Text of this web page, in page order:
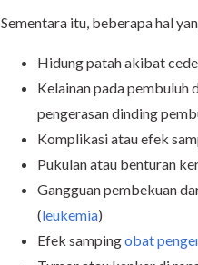
Sementara itu, beberapa hal
Hidung patah akibat
Kelainan pada pembuluh
pengerasan dinding
Komplikasi atau efek
Pukulan atau benturan
Gangguan pembekuan
(leukemia)
Efek sampingobat